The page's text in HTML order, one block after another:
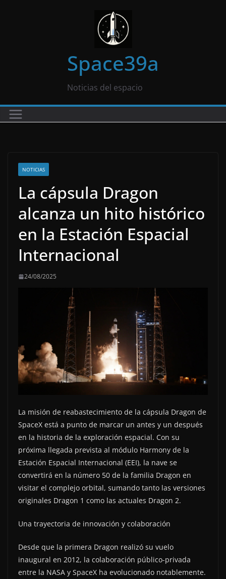
Space39a
Noticias del espacio
NOTICIAS
La cápsula Dragon
alcanza un hito histórico
en la Estación Espacial
Internacional
24/08/2025
La misión de reabastecimiento de la cápsula Dragon de
SpaceX está a punto de marcar un antes y un después
en la historia de la exploración espacial. Con su
próxima llegada prevista al módulo Harmony de la
Estación Espacial Internacional (EEI), la nave se
convertirá en la número 50 de la familia Dragon en
visitar el complejo orbital, sumando tanto las versiones
originales Dragon 1 como las actuales Dragon 2.
Una trayectoria de innovación y colaboración
Desde que la primera Dragon realizó su vuelo
inaugural en 2012, la colaboración público-privada
entre la NASA y SpaceX ha evolucionado notablemente.